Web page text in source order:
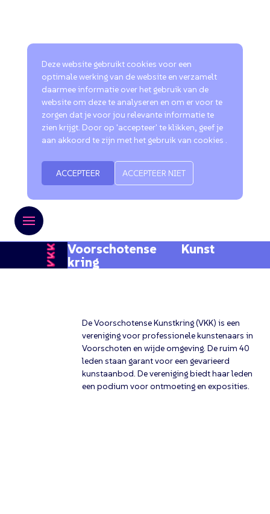
Deze website gebruikt cookies voor een
optimale werking van de website en verzamelt
daarmee informatie over het gebruik van de
website om deze te analyseren en om er voor te
zorgen dat je voor jou relevante informatie te
zien krijgt. Door op 'accepteer' te klikken, geef je
aan akkoord te zijn met het gebruik van cookies .
ACCEPTEER ACCEPTEER NIET
Voorschotense Kunst
kring
De Voorschotense Kunstkring (VKK) is een
vereniging voor professionele kunstenaars in
Voorschoten en wijde omgeving. De ruim 40
leden staan garant voor een gevarieerd
kunstaanbod. De vereniging biedt haar leden
een podium voor ontmoeting en exposities.